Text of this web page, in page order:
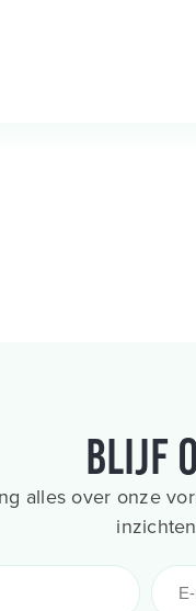
Blijf
alles over onze